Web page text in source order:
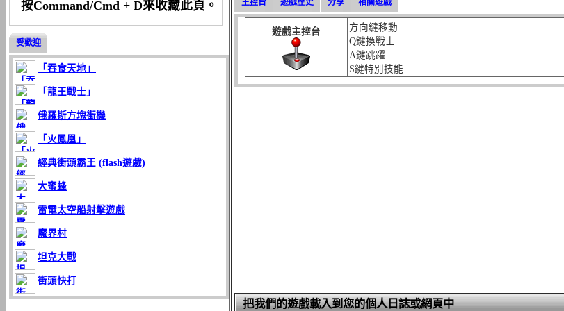
按Command/Cmd + D來收藏此頁。
受歡迎
「吞食天地」
「龍王戰士」
俄羅斯方塊街機
「火鳳凰」
經典街頭霸王 (flash遊戲)
大蜜蜂
雷電太空船射擊遊戲
魔界村
坦克大戰
街頭快打
主控台 遊戲歷史 分享 相關遊戲
遊戲主控台
方向鍵移動
Q鍵換戰士
A鍵跳躍
S鍵特別技能
把我們的遊戲載入到您的個人日誌或網頁中